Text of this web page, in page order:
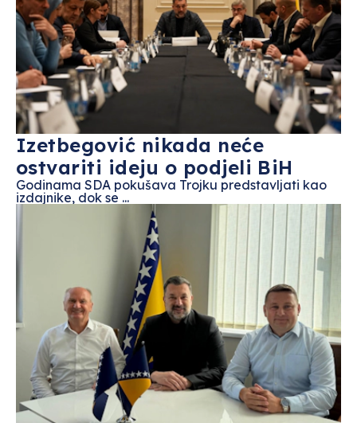
Izetbegović nikada neće
ostvariti ideju o podjeli BiH
Godinama SDA pokušava Trojku predstavljati kao
izdajnike, dok se ...